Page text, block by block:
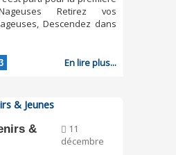
Retirez vos
Descendez dans
En lire plus...
&
11
décembre